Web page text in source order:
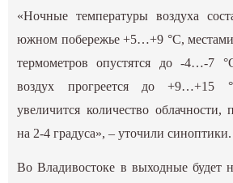
«Ночные температуры воздуха
южном побережье +5…+9 °С, местами
термометров опустятся до -4…-7
воздух прогреется до +9…+15
увеличится количество облачности,
на 2-4 градуса», – уточили синоптики.
Во Владивостоке в выходные будет